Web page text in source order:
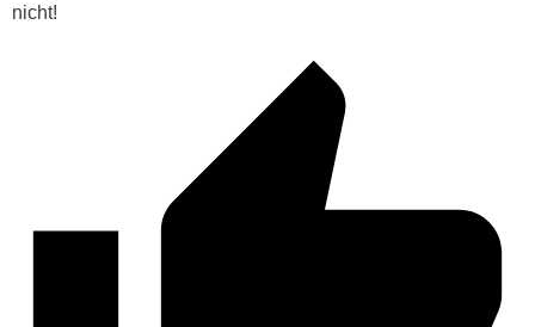
nicht!